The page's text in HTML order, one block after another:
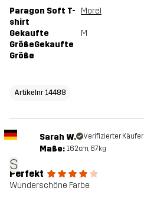
Paragon Soft T-
shirt
Morel
Gekaufte
GrößeGekaufte
Größe
M
Artikelnr 14488
S
Sarah W. Verifizierter Käufer
Maße: 162cm, 67kg
Perfekt
Wunderschöne Farbe